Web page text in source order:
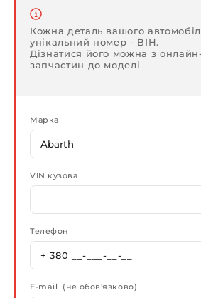
Кожна деталь вашого
унікальний номер - ВІН.
Дізнатися його можна з онлайн-
запчастин до моделі
Марка
VIN кузова
Телефон
E-mail (не обов'язково)